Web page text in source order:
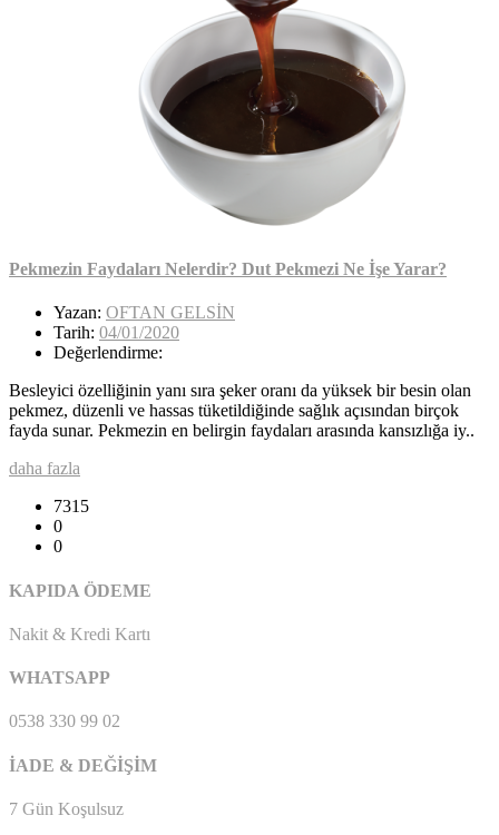
Pekmezin Faydaları Nelerdir? Dut Pekmezi Ne İşe Yarar?
Yazan: OFTAN GELSİN
Tarih: 04/01/2020
Değerlendirme:
Besleyici özelliğinin yanı sıra şeker oranı da yüksek bir besin olan
pekmez, düzenli ve hassas tüketildiğinde sağlık açısından birçok
fayda sunar. Pekmezin en belirgin faydaları arasında kansızlığa iy..
daha fazla
7315
0
0
KAPIDA ÖDEME
Nakit & Kredi Kartı
WHATSAPP
0538 330 99 02
İADE & DEĞİŞİM
7 Gün Koşulsuz